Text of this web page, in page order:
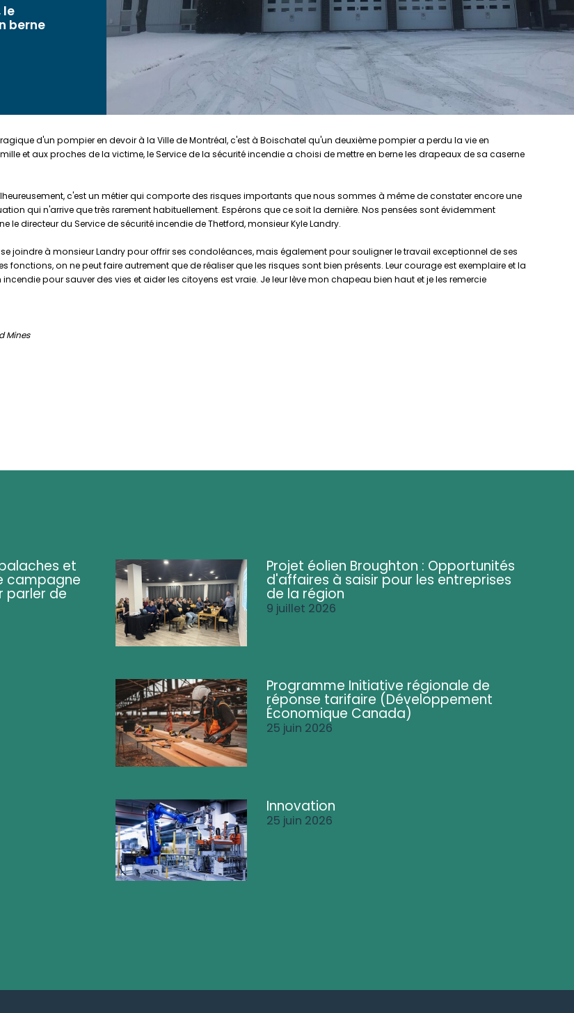
le
berne
d'un pompier en devoir à la Ville de Montréal, c'est à Boischatel qu'un deuxième pompier a perdu la vie en
et aux proches de la victime, le Service de la sécurité incendie a choisi de mettre en berne les drapeaux de sa caserne
c'est un métier qui comporte des risques importants que nous sommes à même de constater encore une
qui n'arrive que très rarement habituellement. Espérons que ce soit la dernière. Nos pensées sont évidemment
directeur du Service de sécurité incendie de Thetford, monsieur Kyle Landry.
se joindre à monsieur Landry pour offrir ses condoléances, mais également pour souligner le travail exceptionnel de ses
on ne peut faire autrement que de réaliser que les risques sont bien présents. Leur courage est exemplaire et la
pour sauver des vies et aider les citoyens est vraie. Je leur lève mon chapeau bien haut et je les remercie
Mines
et
campagne
parler de
Projet éolien Broughton : Opportunités
d'affaires à saisir pour les entreprises
de la région
9 juillet 2026
Programme Initiative régionale de
réponse tarifaire (Développement
Économique Canada)
25 juin 2026
Innovation
25 juin 2026